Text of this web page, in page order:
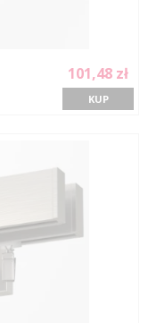
101,48 zł
KUP